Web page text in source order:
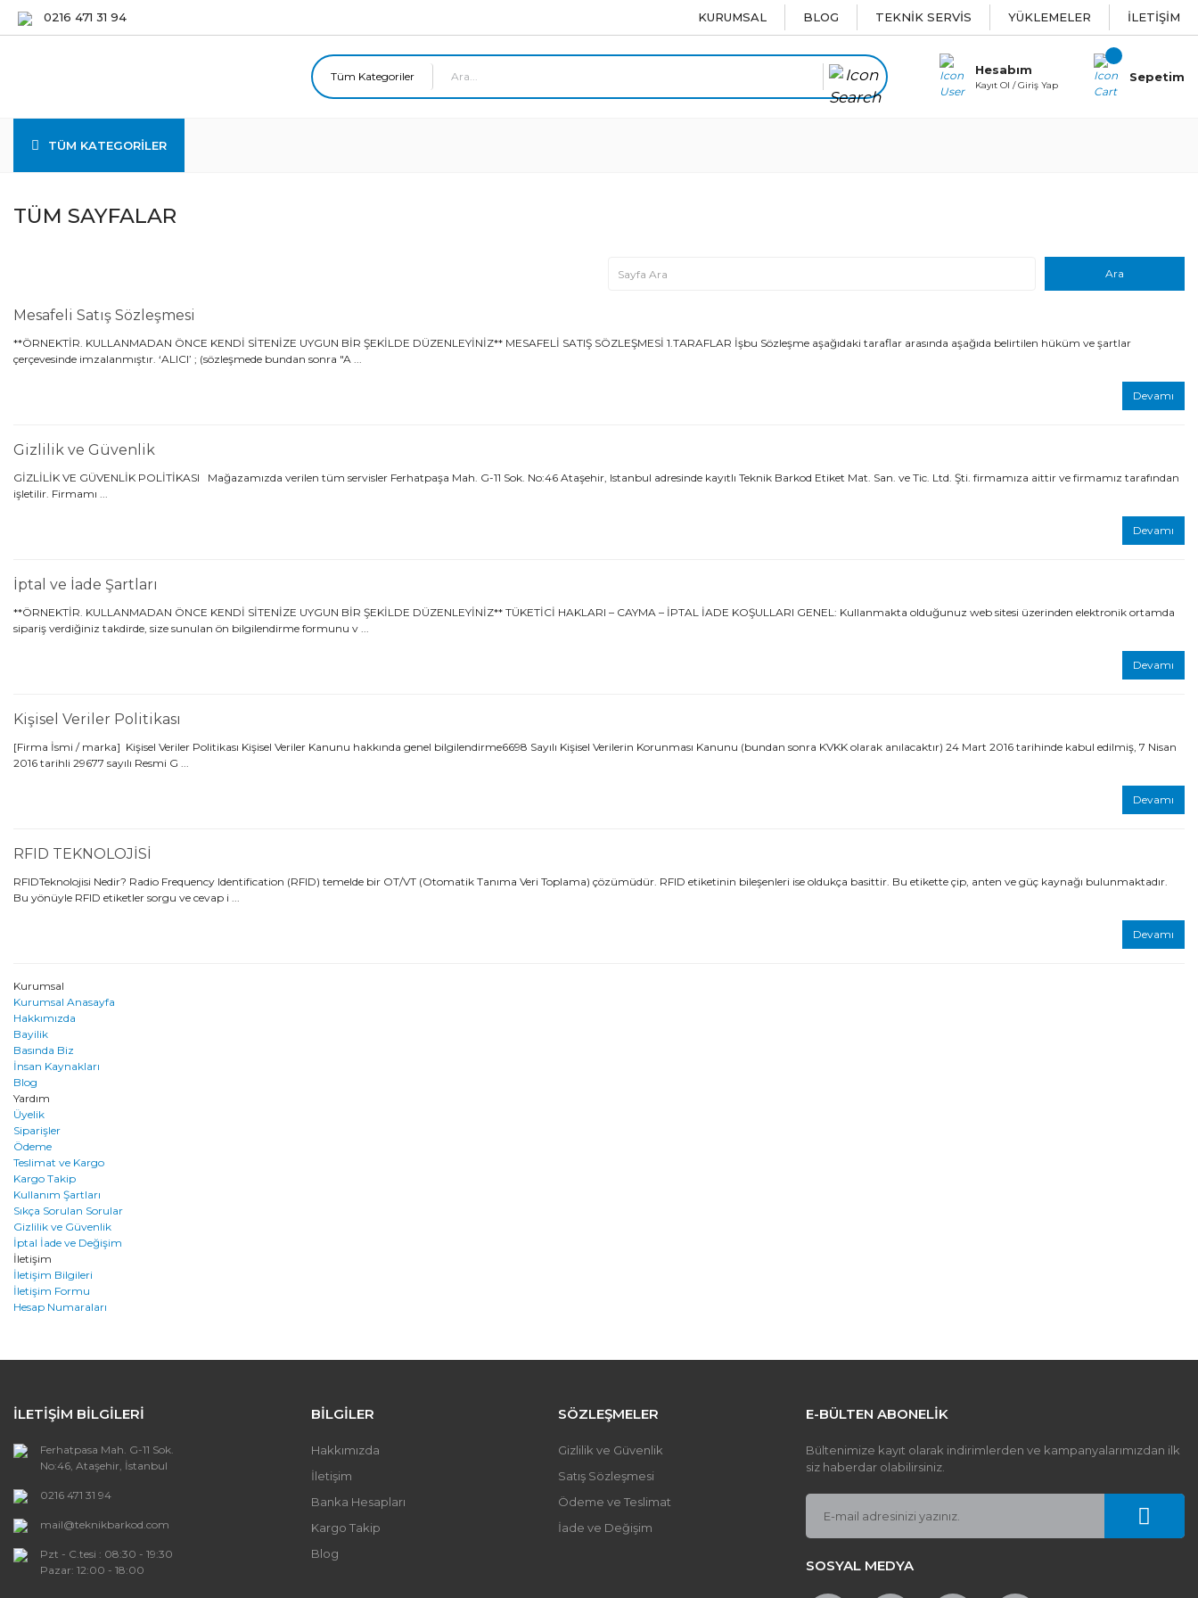
0216 471 31 94 KURUMSAL BLOG TEKNİK SERVİS YÜKLEMELER İLETİŞİM
Hesabım
Kayıt Ol / Giriş Yap
Sepetim
TÜM KATEGORİLER
TÜM SAYFALAR
Mesafeli Satış Sözleşmesi
**ÖRNEKTİR. KULLANMADAN ÖNCE KENDİ SİTENİZE UYGUN BİR ŞEKİLDE DÜZENLEYİNİZ** MESAFELİ SATIŞ SÖZLEŞMESİ 1.TARAFLAR İşbu Sözleşme aşağıdaki taraflar arasında aşağıda belirtilen hüküm ve şartlar
çerçevesinde imzalanmıştır. ‘ALICI’ ; (sözleşmede bundan sonra "A ...
Devamı
Gizlilik ve Güvenlik
GİZLİLİK VE GÜVENLİK POLİTİKASI Mağazamızda verilen tüm servisler Ferhatpaşa Mah. G-11 Sok. No:46 Ataşehir, Istanbul adresinde kayıtlı Teknik Barkod Etiket Mat. San. ve Tic. Ltd. Şti. firmamıza aittir ve firmamız tarafından
işletilir. Firmamı ...
Devamı
İptal ve İade Şartları
**ÖRNEKTİR. KULLANMADAN ÖNCE KENDİ SİTENİZE UYGUN BİR ŞEKİLDE DÜZENLEYİNİZ** TÜKETİCİ HAKLARI – CAYMA – İPTAL İADE KOŞULLARI GENEL: Kullanmakta olduğunuz web sitesi üzerinden elektronik ortamda
sipariş verdiğiniz takdirde, size sunulan ön bilgilendirme formunu v ...
Devamı
Kişisel Veriler Politikası
[Firma İsmi / marka] Kişisel Veriler Politikası Kişisel Veriler Kanunu hakkında genel bilgilendirme6698 Sayılı Kişisel Verilerin Korunması Kanunu (bundan sonra KVKK olarak anılacaktır) 24 Mart 2016 tarihinde kabul edilmiş, 7 Nisan
2016 tarihli 29677 sayılı Resmi G ...
Devamı
RFID TEKNOLOJİSİ
RFIDTeknolojisi Nedir? Radio Frequency Identification (RFID) temelde bir OT/VT (Otomatik Tanıma Veri Toplama) çözümüdür. RFID etiketinin bileşenleri ise oldukça basittir. Bu etikette çip, anten ve güç kaynağı bulunmaktadır.
Bu yönüyle RFID etiketler sorgu ve cevap i ...
Devamı
Kurumsal
Kurumsal Anasayfa
Hakkımızda
Bayilik
Basında Biz
İnsan Kaynakları
Blog
Yardım
Üyelik
Siparişler
Ödeme
Teslimat ve Kargo
Kargo Takip
Kullanım Şartları
Sıkça Sorulan Sorular
Gizlilik ve Güvenlik
İptal İade ve Değişim
İletişim
İletişim Bilgileri
İletişim Formu
Hesap Numaraları
İLETİŞİM BİLGİLERİ
Ferhatpasa Mah. G-11 Sok.
No:46, Ataşehir, İstanbul
0216 471 31 94
mail@teknikbarkod.com
Pzt - C.tesi : 08:30 - 19:30
Pazar: 12:00 - 18:00
BİLGİLER
Hakkımızda
İletişim
Banka Hesapları
Kargo Takip
Blog
SÖZLEŞMELER
Gizlilik ve Güvenlik
Satış Sözleşmesi
Ödeme ve Teslimat
İade ve Değişim
E-BÜLTEN ABONELİK
Bültenimize kayıt olarak indirimlerden ve kampanyalarımızdan ilk
siz haberdar olabilirsiniz.
SOSYAL MEDYA